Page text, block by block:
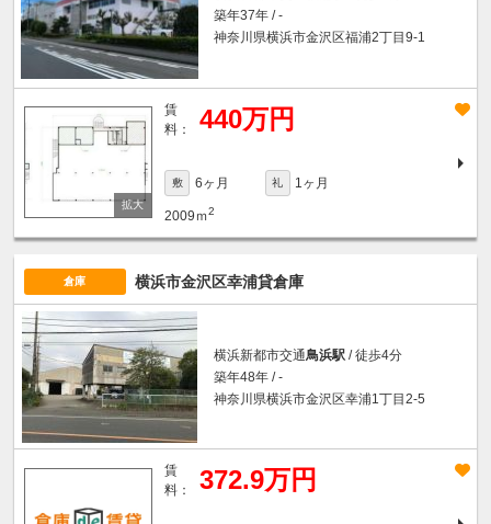
築年37年 / -
神奈川県横浜市金沢区福浦2丁目9-1
賃
料：
440万円
敷 6ヶ月 礼 1ヶ月
2009ｍ2
倉庫 横浜市金沢区幸浦貸倉庫
横浜新都市交通鳥浜駅 / 徒歩4分
築年48年 / -
神奈川県横浜市金沢区幸浦1丁目2-5
賃
料：
372.9万円